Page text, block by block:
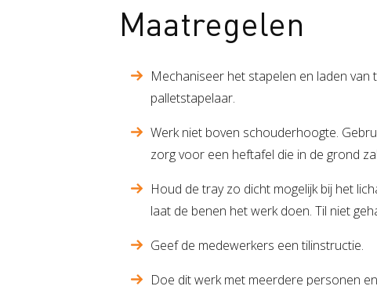
Maatregelen
Mechaniseer het stapelen en laden
palletstapelaar.
Werk niet boven schouderhoogte.
zorg voor een heftafel die in de grond
Houd de tray zo dicht mogelijk bij het
laat de benen het werk doen. Til niet
Geef de medewerkers een tilinstructie.
Doe dit werk met meerdere personen